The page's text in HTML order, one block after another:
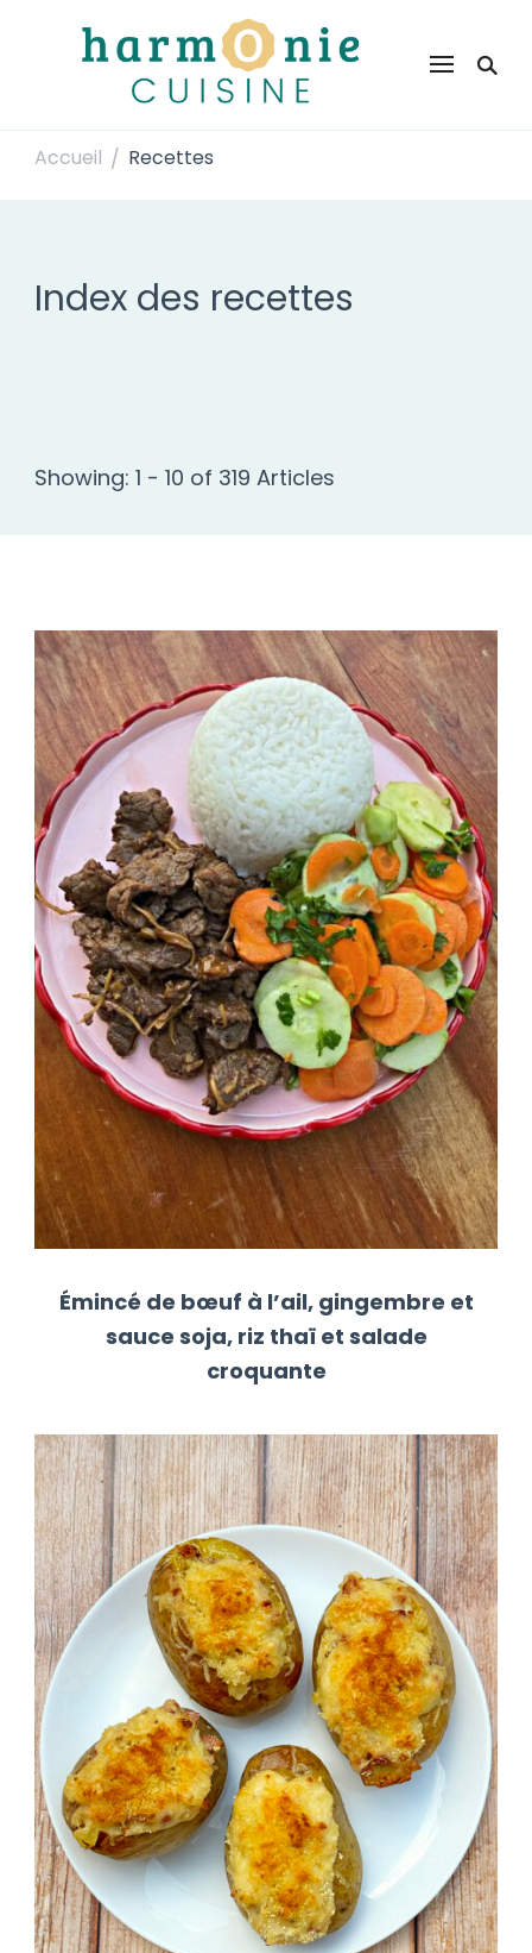
Harmonie Cuisine
Accueil / Recettes
Index des recettes
Showing: 1 - 10 of 319 Articles
Émincé de bœuf à l’ail, gingembre et
sauce soja, riz thaï et salade
croquante